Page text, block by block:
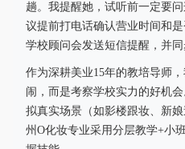
趟。我提醒她，试听前一定要
议提前打电话确认营业时间和
学校顾问会发送短信提醒，并
作为深耕美业15年的教培导师
闹，而是考察学校实力的好机
拟真实场景（如影楼跟妆、新
州O化妆专业采用分层教学+小